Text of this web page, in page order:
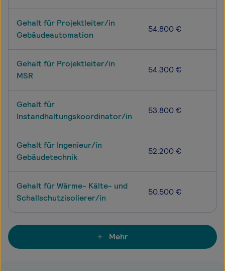
Gehalt für Projektleiter/in
Gebäudeautomation
54.800 €
Gehalt für Projektleiter/in
MSR
54.300 €
Gehalt für
Instandhaltungskoordinator/in
53.800 €
Gehalt für Ingenieur/in
Gebäudetechnik
52.200 €
Gehalt für Wärme- Kälte- und
Schallschutzisolierer/in
50.500 €
Mehr